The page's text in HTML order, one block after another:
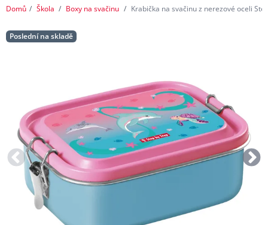
Domů Škola Boxy na svačinu Krabička na svačinu z nerezové oceli
Poslední na skladě